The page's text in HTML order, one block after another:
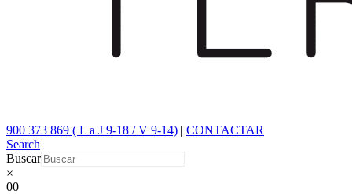
900 373 869 ( L a J 9-18 / V 9-14) | CONTACTAR
Search
Buscar
×
00